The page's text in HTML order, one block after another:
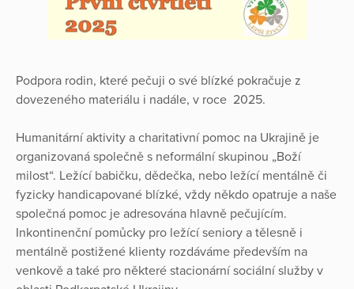
Podpora rodin, které pečuji o své blízké pokračuje z
dovezeného materiálu i nadále, v roce 2025.
Humanitární aktivity a charitativní pomoc na Ukrajině je
organizovaná společně s neformální skupinou „Boží
milost“. Ležící babičku, dědečka, nebo ležící mentálně či
fyzicky handicapované blízké, vždy někdo opatruje a naše
společná pomoc je adresována hlavně pečujícím.
Inkontinenční pomůcky pro ležící seniory a tělesně i
mentálně postižené klienty rozdáváme především na
venkově a také pro některé stacionární sociální služby v